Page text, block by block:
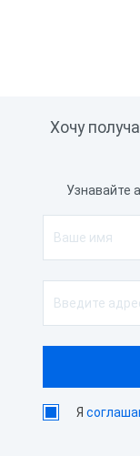
Хочу
Узнавайте
Я